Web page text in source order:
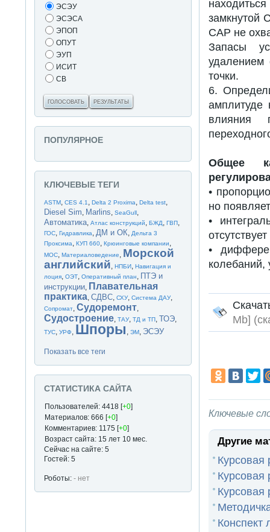
замкнутой
САР не
Запасы
удалением
точки.
6.
влияния
Общее
•
но
•
•
колебаний,
Mb]
Ключевые
Другие
Конспект
ЭСЭУ
ЭСЭСА
ЭПОП
ОПУТ
ЭУП
ИСИТ
СВ
ГОЛОСОВАТЬ РЕЗУЛЬТАТЫ
ПОПУЛЯРНОЕ
КЛЮЧЕВЫЕ ТЕГИ
ASTM,CES 4.1,Delta 2 Proxima,Delta test,
Diesel Sim, Marlins,SeaGull,
Автоматика,Атлас конструкций,БЖД,ГВП,
ГОС,Гидравлика,ДМ и ОК,Дельта 3
Проксима,КУП 660,Крюинговые компании,
МОС,Материаловедение, Морской
английский,НПБИ,Навигация и
лоция,ОЭТ,Оперативный план, ПТЭ и
инструкции, Плавательная
практика,СДВС,СХУ,Система ДАУ,
Сопромат,Судоремонт,
Судостроение,ТАУ,ТД и ТП, ТОЭ,
ТУС,УРФ, Шпоры ,ЭМ, ЭСЭУ
Показать все теги
СТАТИСТИКА САЙТА
Пользователей: 4418 [+0]
Материалов: 666 [+0]
Комментариев: 1175 [+0]
Возраст сайта: 15 лет 10 мес.
Сейчас на сайте: 5
Гостей: 5
Роботы:- нет